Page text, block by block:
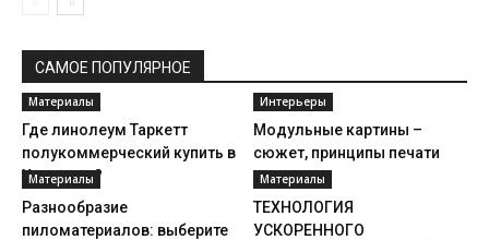
САМОЕ ПОПУЛЯРНОЕ
Материалы
Где линолеум Таркетт
полукоммерческий купить в
Харькове?
Интерьеры
Модульные картины –
сюжет, принципы печати
Материалы
Разнообразие
пиломатериалов: выберите
Материалы
ТЕХНОЛОГИЯ
УСКОРЕННОГО